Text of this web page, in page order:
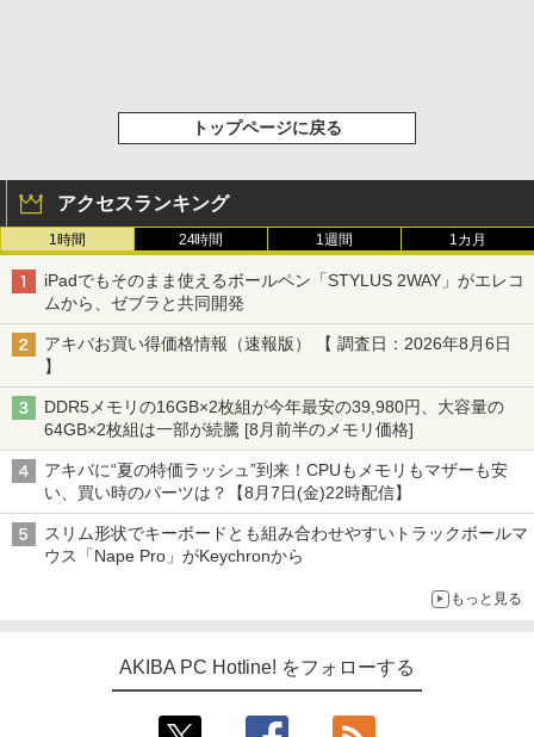
トップページに戻る
アクセスランキング
1時間 24時間 1週間 1カ月
iPadでもそのまま使えるボールペン「STYLUS 2WAY」がエレコ
ムから、ゼブラと共同開発
アキバお買い得価格情報（速報版） 【 調査日：2026年8月6日
】
DDR5メモリの16GB×2枚組が今年最安の39,980円、大容量の
64GB×2枚組は一部が続騰 [8月前半のメモリ価格]
アキバに“夏の特価ラッシュ”到来！CPUもメモリもマザーも安
い、買い時のパーツは？【8月7日(金)22時配信】
スリム形状でキーボードとも組み合わせやすいトラックボールマ
ウス「Nape Pro」がKeychronから
もっと見る
AKIBA PC Hotline! をフォローする